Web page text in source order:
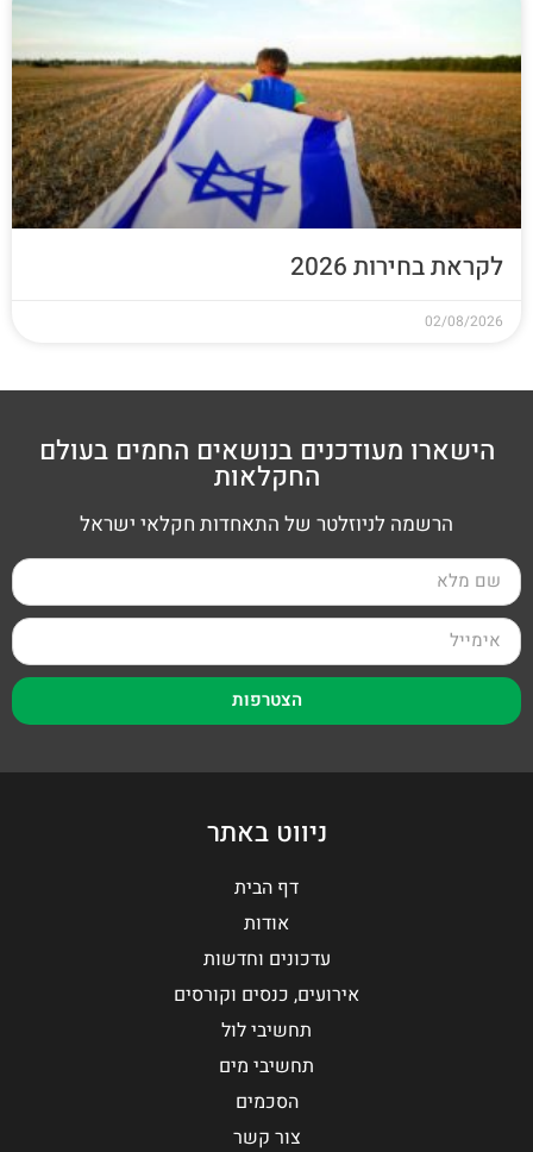
לקראת בחירות 2026
02/08/2026
הישארו מעודכנים בנושאים החמים בעולם
החקלאות
הרשמה לניוזלטר של התאחדות חקלאי ישראל
הצטרפות
ניווט באתר
דף הבית
אודות
עדכונים וחדשות
אירועים, כנסים וקורסים
תחשיבי לול
תחשיבי מים
הסכמים
צור קשר